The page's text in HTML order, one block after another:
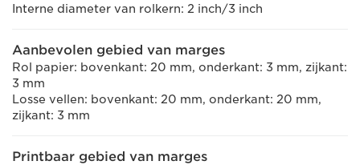
Interne diameter van rolkern: 2 inch/3 inch
Aanbevolen gebied van marges
Rol papier: bovenkant: 20 mm, onderkant: 3 mm, zijkant:
3 mm
Losse vellen: bovenkant: 20 mm, onderkant: 20 mm,
zijkant: 3 mm
Printbaar gebied van marges